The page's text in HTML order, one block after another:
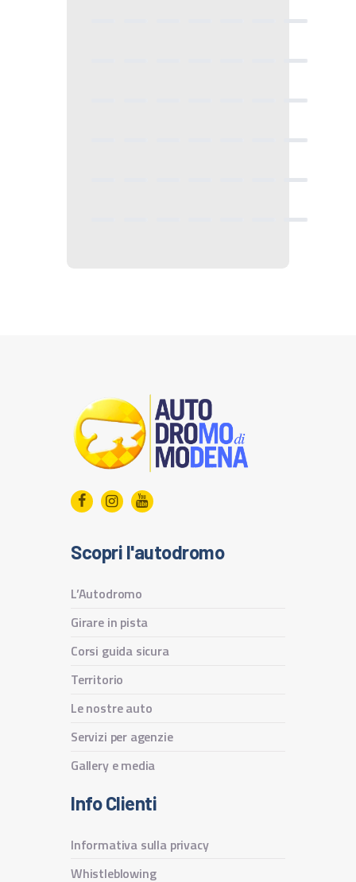
Scopri l'autodromo
L’Autodromo
Girare in pista
Corsi guida sicura
Territorio
Le nostre auto
Servizi per agenzie
Gallery e media
Info Clienti
Informativa sulla privacy
Whistleblowing